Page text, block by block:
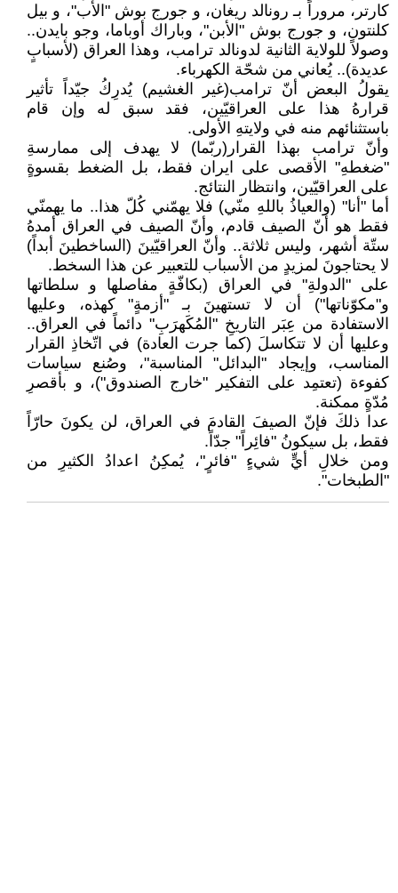
كارتر، مروراً بـ رونالد ريغان، و جورج بوش "الأب"، و بيل
كلنتون، و جورج بوش "الأبن"، وباراك أوباما، وجو بايدن..
وصولاً للولاية الثانية لدونالد ترامب، وهذا العراق (لأسبابٍ
عديدة).. يُعاني من شحّة الكهرباء.
يقولُ البعض أنّ ترامب(غير الغشيم) يُدرِكُ جيّداً تأثير
قرارهُ هذا على العراقيّين، فقد سبق له وإن قام
باستثنائهم منه في ولايتهِ الأولى.
وأنّ ترامب بهذا القرار(ربّما) لا يهدف إلى ممارسةِ
"ضغطهِ" الأقصى على ايران فقط، بل الضغط بقسوةٍ
على العراقيّين، وانتظار النتائج.
أما "أنا" (والعياذُ باللهِ منّي) فلا يهمّني كُلّ هذا.. ما يهمنّي
فقط هو أنّ الصيف قادم، وأنّ الصيف في العراق أمدهُ
ستّة أشهر، وليس ثلاثة.. وأنّ العراقيّينَ (الساخطينَ أبداً)
لا يحتاجونَ لمزيدٍ من الأسباب للتعبير عن هذا السخط.
على "الدولةِ" في العراق (بكافّةٍ مفاصلها و سلطاتها
و"مكوّناتها") أن لا تستهينَ بـ "أزمةٍ" كهذه، وعليها
الاستفادة من عِبَر التاريخِ "المُكَهرَبِ" دائماً في العراق..
وعليها أن لا تتكاسلَ (كما جرت العادة) في اتّخاذِ القرار
المناسب، وإيجاد "البدائل" المناسبة"، وصُنع سياسات
كفوءة (تعتمِد على التفكير "خارج الصندوق")، و بأقصرِ
مُدّةٍ ممكنة.
عدا ذلكَ فإنّ الصيفَ القادمَ في العراق، لن يكونَ حارّاً
فقط، بل سيكونُ "فائِراً" جدّاً.
ومن خلالِ أيٍّ شيءٍ "فائرٍ"، يُمكِنُ اعدادُ الكثيرِ من
"الطبخات".